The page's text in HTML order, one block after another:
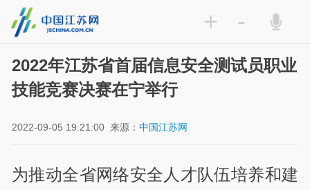
+ -
2022年江苏省首届信息安全测试员职业
技能竞赛决赛在宁举行
2022-09-05 19:21:00 来源：中国江苏网
为推动全省网络安全人才队伍培养和建